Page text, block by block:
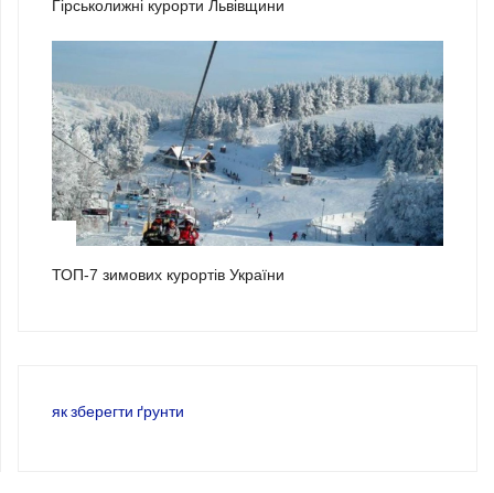
Гірськолижні курорти Львівщини
ТОП-7 зимових курортів України
як зберегти ґрунти